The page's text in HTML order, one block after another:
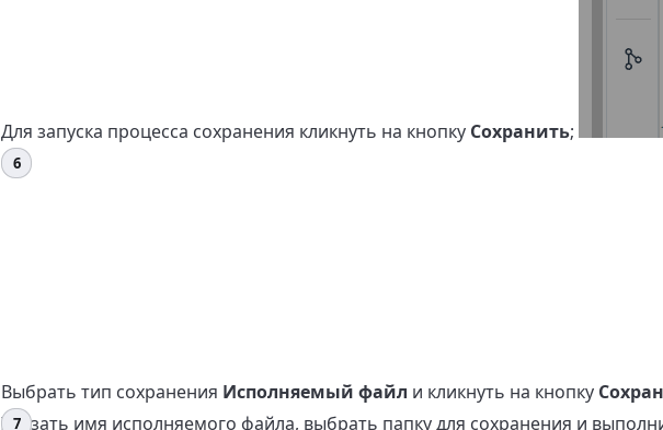
Для запуска процесса сохранения кликнуть на кнопку Сохранить;
Выбрать тип сохранения Исполняемый файл и кликнуть на кнопку
Указать имя исполняемого файла, выбрать папку для сохранения и